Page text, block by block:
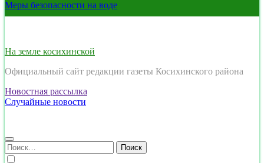
Меры безопасности на воде
На земле косихинской
Официальный сайт редакции газеты Косихинского района
Новостная рассылка
Случайные новости
Найти: